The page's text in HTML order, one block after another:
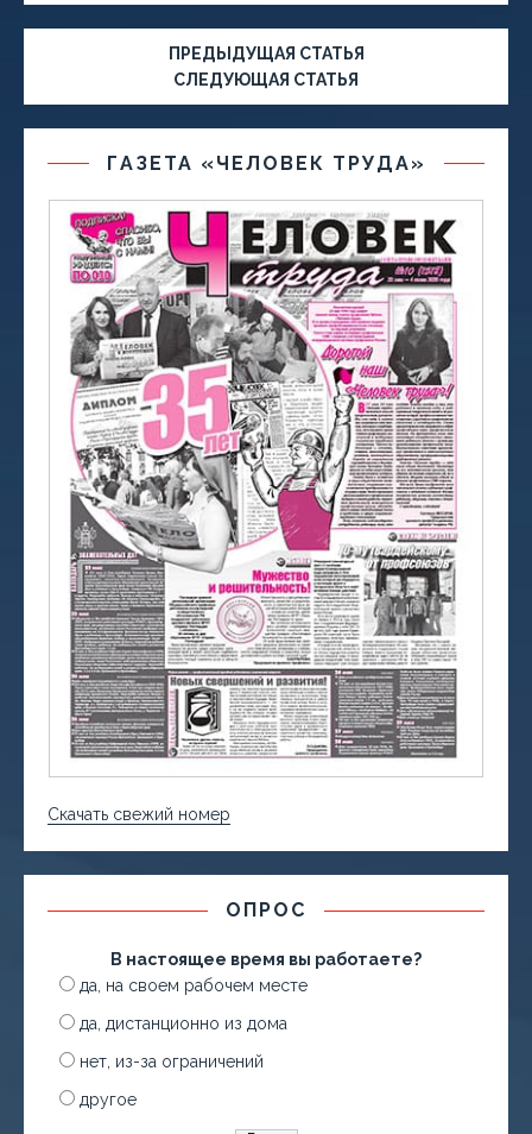
ПРЕДЫДУЩАЯ СТАТЬЯ
СЛЕДУЮЩАЯ СТАТЬЯ
ГАЗЕТА «ЧЕЛОВЕК ТРУДА»
Скачать свежий номер
ОПРОС
В настоящее время вы работаете?
да, на своем рабочем месте
да, дистанционно из дома
нет, из-за ограничений
другое